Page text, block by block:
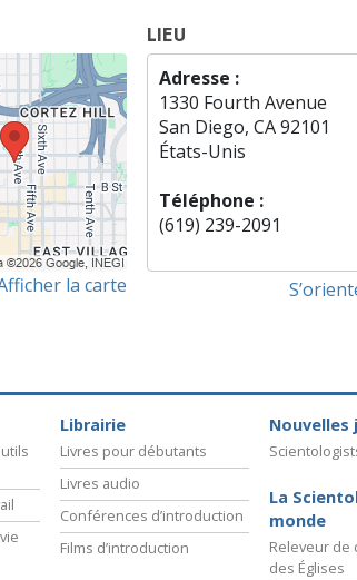
la carte
LIEU
Adresse :
1330 Fourth Avenue
San Diego, CA 92101
États-Unis
Téléphone :
(619) 239-2091
Librairie
Livres pour débutants
Livres audio
Conférences d’introduction
Films d’introduction
Nouvelles
La
monde
Releveur de
des Églises